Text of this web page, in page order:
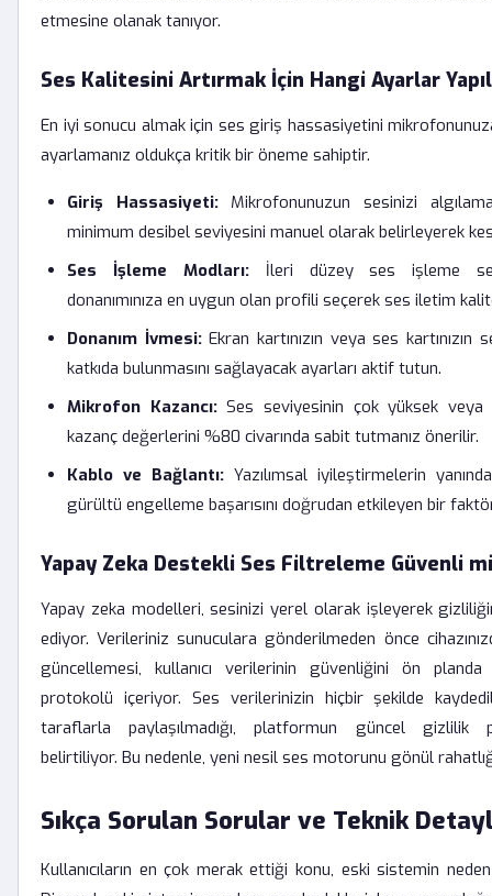
etmesine olanak tanıyor.
Ses Kalitesini Artırmak İçin Hangi Ayarlar
En iyi sonucu almak için ses giriş hassasiyetini
ayarlamanız oldukça kritik bir öneme sahiptir.
Giriş Hassasiyeti:Mikrofonunuzun sesinizi
minimum desibel seviyesini manuel olarak belirleyerek
Ses İşleme Modları:İleri düzey ses işleme
donanımınıza en uygun olan profili seçerek ses iletim
Donanım İvmesi:Ekran kartınızın veya ses kartınızın
katkıda bulunmasını sağlayacak ayarları aktif tutun.
Mikrofon Kazancı:Ses seviyesinin çok yüksek veya
kazanç değerlerini %80 civarında sabit tutmanız önerilir.
Kablo ve Bağlantı: Yazılımsal iyileştirmelerin
gürültü engelleme başarısını doğrudan etkileyen bir
Yapay Zeka Destekli Ses Filtreleme Güvenli
Yapay zeka modelleri, sesinizi yerel olarak işleyerek
ediyor. Verileriniz sunuculara gönderilmeden önce
güncellemesi, kullanıcı verilerinin güvenliğini ön
protokolü içeriyor. Ses verilerinizin hiçbir şekilde
taraflarla paylaşılmadığı, platformun güncel gizlilik
belirtiliyor. Bu nedenle, yeni nesil ses motorunu gönül
Sıkça Sorulan Sorular ve Teknik
Kullanıcıların en çok merak ettiği konu, eski sistemin